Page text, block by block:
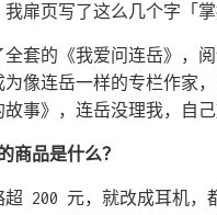
扉页写了这么几个字「掌
套的《我爱问连岳》，
像连岳一样的专栏作家
事》，连岳没理我，自己
品是什么？
200 元，就改成耳机，